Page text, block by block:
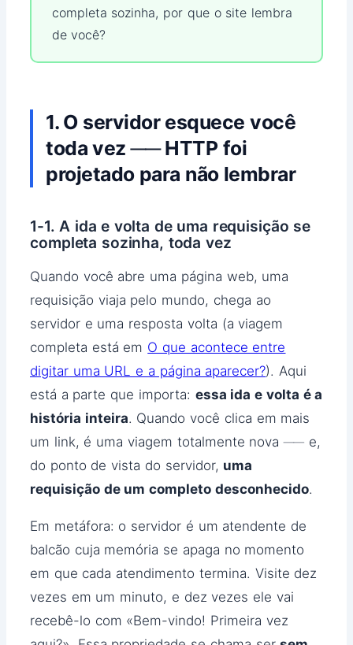
completa sozinha, por que o site lembra
de você?
1. O servidor esquece você
toda vez ── HTTP foi
projetado para não lembrar
1-1. A ida e volta de uma requisição se
completa sozinha, toda vez
Quando você abre uma página web, uma
requisição viaja pelo mundo, chega ao
servidor e uma resposta volta (a viagem
completa está em O que acontece entre
digitar uma URL e a página aparecer?). Aqui
está a parte que importa: essa ida e volta é a
história inteira. Quando você clica em mais
um link, é uma viagem totalmente nova ── e,
do ponto de vista do servidor, uma
requisição de um completo desconhecido.
Em metáfora: o servidor é um atendente de
balcão cuja memória se apaga no momento
em que cada atendimento termina. Visite dez
vezes em um minuto, e dez vezes ele vai
recebê-lo com «Bem-vindo! Primeira vez